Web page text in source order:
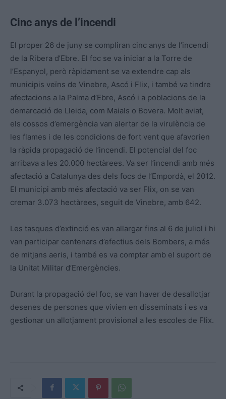
Cinc anys de l’incendi
El proper 26 de juny se compliran cinc anys de l’incendi
de la Ribera d’Ebre. El foc se va iniciar a la Torre de
l’Espanyol, però ràpidament se va extendre cap als
municipis veïns de Vinebre, Ascó i Flix, i també va tindre
afectacions a la Palma d’Ebre, Ascó i a poblacions de la
demarcació de Lleida, com Maials o Bovera. Molt aviat,
els cossos d’emergència van alertar de la virulència de
les flames i de les condicions de fort vent que afavorien
la ràpida propagació de l’incendi. El potencial del foc
arribava a les 20.000 hectàrees. Va ser l’incendi amb més
afectació a Catalunya des dels focs de l’Empordà, el 2012.
El municipi amb més afectació va ser Flix, on se van
cremar 3.073 hectàrees, seguit de Vinebre, amb 642.
Les tasques d’extinció es van allargar fins al 6 de juliol i hi
van participar centenars d’efectius dels Bombers, a més
de mitjans aeris, i també es va comptar amb el suport de
la Unitat Militar d’Emergències.
Durant la propagació del foc, se van haver de desallotjar
desenes de persones que vivien en disseminats i es va
gestionar un allotjament provisional a les escoles de Flix.